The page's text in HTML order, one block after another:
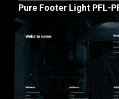
Pure Footer Light PFL-